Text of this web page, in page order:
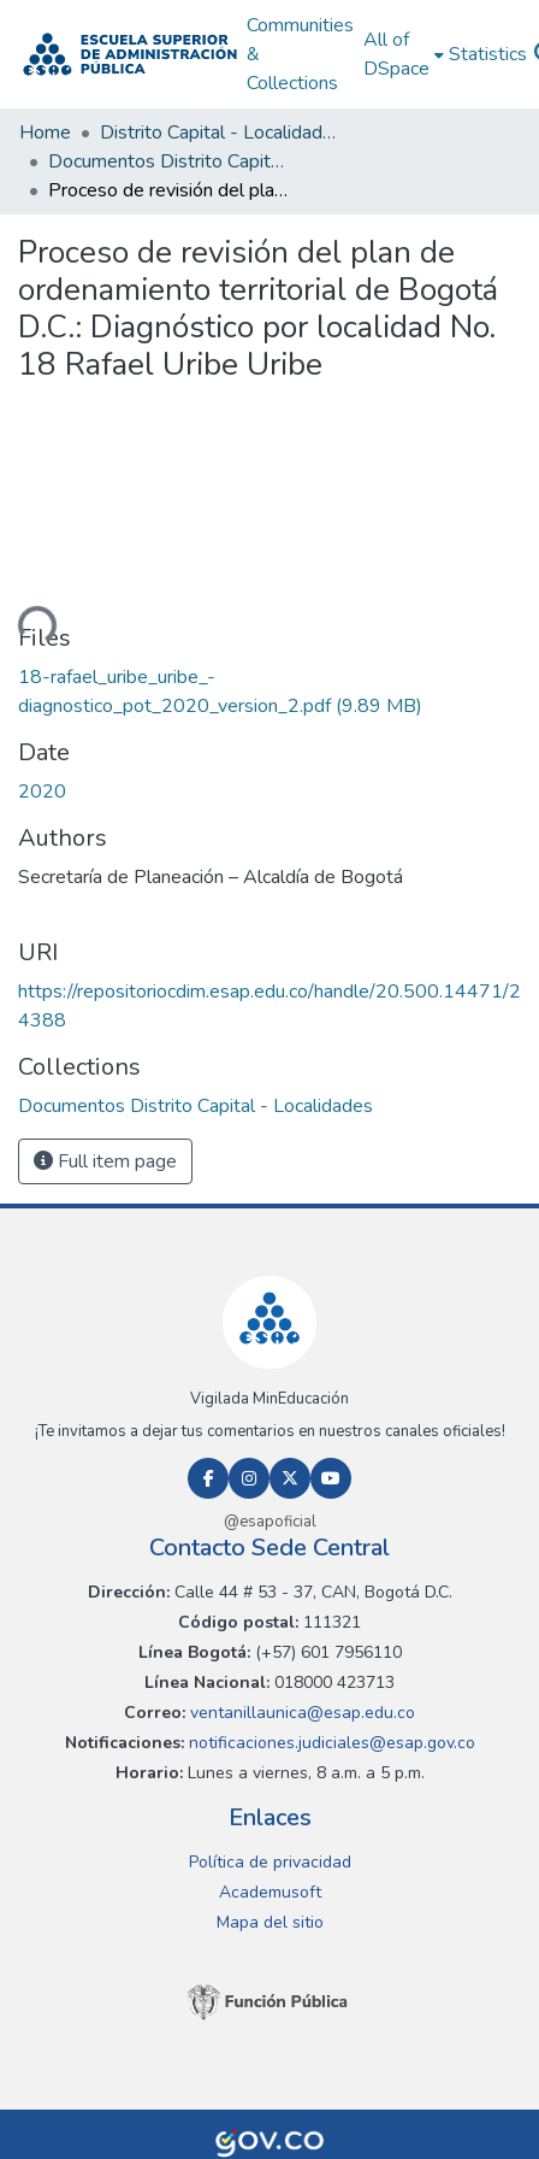
Communities
&
Collections
All of
DSpace
Statistics
Home
Distrito Capital - Localidades
Documentos Distrito Capital - Localidades
Proceso de revisión del plan de ordenamiento territorial de Bogotá D.C.: Diagnóstico por localidad No. 18 Rafael Uribe Uribe
Proceso de revisión del plan de
ordenamiento territorial de Bogotá
D.C.: Diagnóstico por localidad No.
18 Rafael Uribe Uribe
Files
18-rafael_uribe_uribe_-
diagnostico_pot_2020_version_2.pdf(9.89 MB)
Date
2020
Authors
Secretaría de Planeación – Alcaldía de Bogotá
URI
https://repositoriocdim.esap.edu.co/handle/20.500.14471/2
4388
Collections
Documentos Distrito Capital - Localidades
Full item page
Vigilada MinEducación
¡Te invitamos a dejar tus comentarios en nuestros canales oficiales!
@esapoficial
Contacto Sede Central
Dirección:Calle 44 # 53 - 37, CAN, Bogotá D.C.
Código postal: 111321
Línea Bogotá:(+57) 601 7956110
Línea Nacional: 018000 423713
Correo: ventanillaunica@esap.edu.co
Notificaciones:notificaciones.judiciales@esap.gov.co
Horario:Lunes a viernes, 8 a.m. a 5 p.m.
Enlaces
Política de privacidad
Academusoft
Mapa del sitio